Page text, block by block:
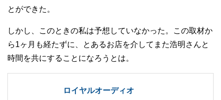
とができた。
しかし、このときの私は予想していなかった。この取材か
ら1ヶ月も経たずに、とあるお店を介してまた浩明さんと
時間を共にすることになろうとは。
ロイヤルオーディオ